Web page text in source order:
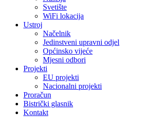
Svetište
WiFi lokacija
Ustroj
Načelnik
Jedinstveni upravni odjel
Općinsko vijeće
Mjesni odbori
Projekti
EU projekti
Nacionalni projekti
Proračun
Bistrički glasnik
Kontakt